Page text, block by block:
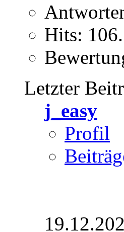
Hits:
Letzter
j_easy
Profil